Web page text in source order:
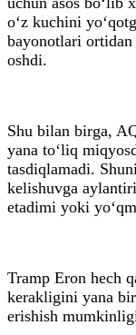
o‘z kuchini
bayonotlari
oshdi.
Shu bilan birga,
yana to‘liq
tasdiqlamadi.
kelishuvga
etadimi yoki
Tramp Eron hech
kerakligini yana
erishish